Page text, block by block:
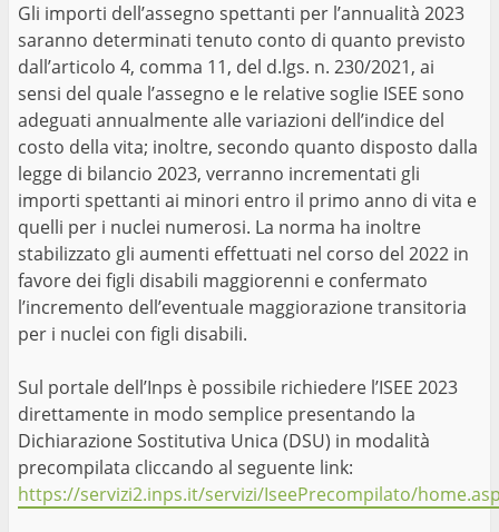
Gli importi dell’assegno spettanti per l’annualità 2023
saranno determinati tenuto conto di quanto previsto
dall’articolo 4, comma 11, del d.lgs. n. 230/2021, ai
sensi del quale l’assegno e le relative soglie ISEE sono
adeguati annualmente alle variazioni dell’indice del
costo della vita; inoltre, secondo quanto disposto dalla
legge di bilancio 2023, verranno incrementati gli
importi spettanti ai minori entro il primo anno di vita e
quelli per i nuclei numerosi. La norma ha inoltre
stabilizzato gli aumenti effettuati nel corso del 2022 in
favore dei figli disabili maggiorenni e confermato
l’incremento dell’eventuale maggiorazione transitoria
per i nuclei con figli disabili.
Sul portale dell’Inps è possibile richiedere l’ISEE 2023
direttamente in modo semplice presentando la
Dichiarazione Sostitutiva Unica (DSU) in modalità
precompilata cliccando al seguente link:
https://servizi2.inps.it/servizi/IseePrecompilato/